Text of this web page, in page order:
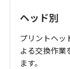
ヘッド別
プリントヘッ
よる交換作業
ます。